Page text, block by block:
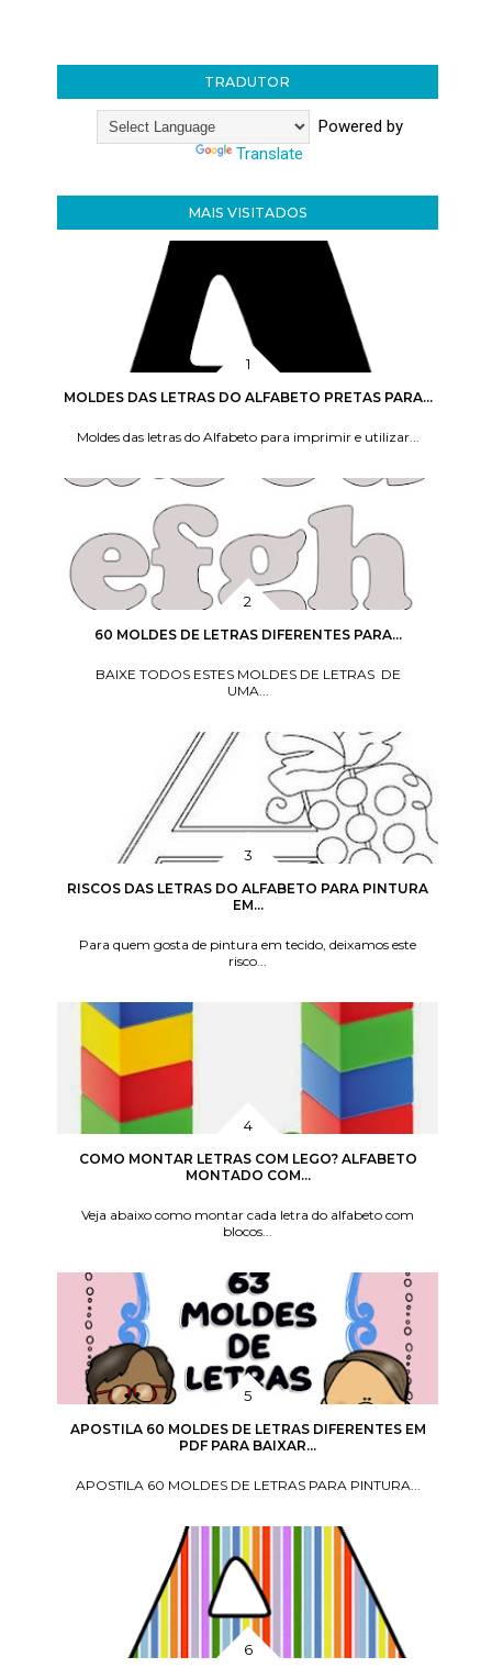
TRADUTOR
Powered by
Translate
MAIS VISITADOS
MOLDES DAS LETRAS DO ALFABETO PRETAS PARA...
Moldes das letras do Alfabeto para imprimir e utilizar...
60 MOLDES DE LETRAS DIFERENTES PARA...
BAIXE TODOS ESTES MOLDES DE LETRAS DE
UMA...
RISCOS DAS LETRAS DO ALFABETO PARA PINTURA
EM...
Para quem gosta de pintura em tecido, deixamos este
risco...
COMO MONTAR LETRAS COM LEGO? ALFABETO
MONTADO COM...
Veja abaixo como montar cada letra do alfabeto com
blocos...
APOSTILA 60 MOLDES DE LETRAS DIFERENTES EM
PDF PARA BAIXAR...
APOSTILA 60 MOLDES DE LETRAS PARA PINTURA...